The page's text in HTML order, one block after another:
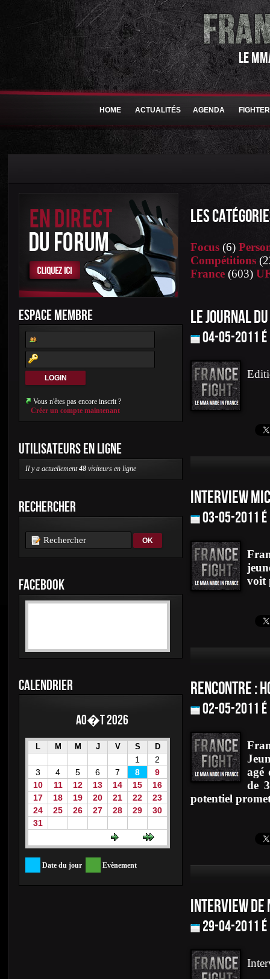
LE
HOME ACTUALITÉS AGENDA
ESPACE MEMBRE
Vous n'êtes pas encore inscrit ?
Créer un compte maintenant
UTILISATEURS EN LIGNE
Il y a actuellement48 visiteurs en ligne
RECHERCHER
FACEBOOK
CALENDRIER
Ao�t 2026
L M M J V S D
1
2
3
4 5 6 7 8
9
10
11 12 13 14 15
16
17
18 19 20 21 22
23
24
25 26 27 28 29
30
31
Date du jour Evènement
LES
Focus (6)
Compétitions
France (603)
LE JOURNAL
04-05-2011
INTERVIEW
03-05-2011
voit
RENCONTRE :
02-05-2011
agé
de
potentiel
INTERVIEW
29-04-2011